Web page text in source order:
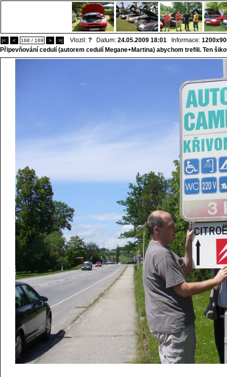
|< < 168 / 169 > >| Vlozil: ? Datum: 24.05.2009 18:01 Informace:
Připevňování cedulí (autorem cedulí Megane+Martina) abychom trefili. Ten